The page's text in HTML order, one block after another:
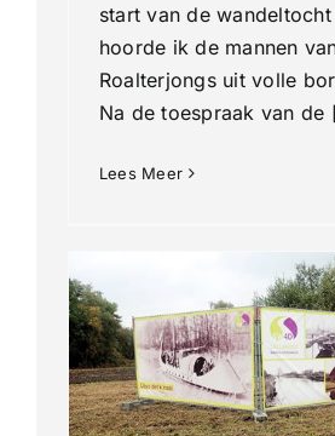
start van de
hoorde ik de mannen
Roalterjongs uit volle
Na de toespraak van de
Lees Meer